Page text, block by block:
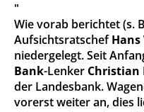
"
Wie vorab berichtet (s.
AufsichtsratschefHans
niedergelegt. Seit
Bank-Lenker Christian
der Landesbank.
vorerst weiter an, dies